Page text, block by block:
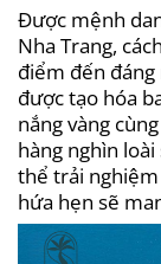
Được mệnh
Nha Trang,
điểm đến
được tạo hóa
nắng vàng
hàng nghìn
thể trải nghiệm
hứa hẹn sẽ